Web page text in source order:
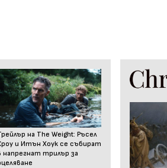
на The Weight: Ръсел
и Итън Хоук се събират
напрегнат трилър за